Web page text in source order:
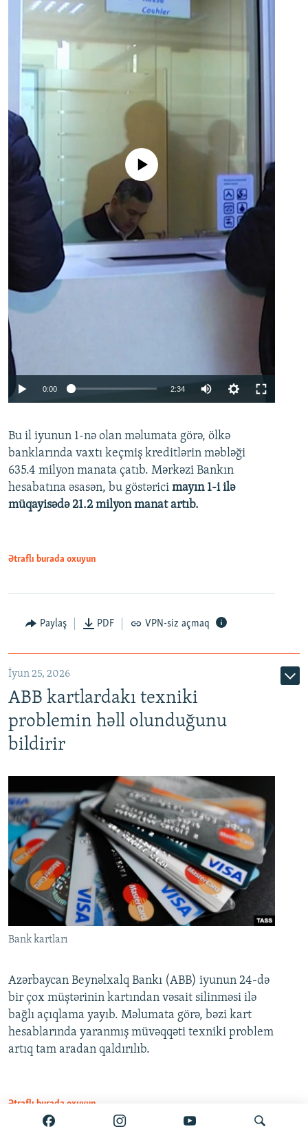
Auto 240p 360p 480p
720p 1080p
No media source currently available
0:00 2:34
360p
480p
720p
Bu il iyunun 1-nə olan məlumata görə, ölkə
banklarında vaxtı keçmiş kreditlərin məbləği
635.4 milyon manata çatıb. Mərkəzi Bankın
hesabatına əsasən, bu göstərici mayın 1-i ilə
müqayisədə 21.2 milyon manat artıb.
Ətraflı burada oxuyun
Paylaş PDF VPN-siz açmaq
İyun 25, 2026
ABB kartlardakı texniki
problemin həll olunduğunu
bildirir
Bank kartları
Azərbaycan Beynəlxalq Bankı (ABB) iyunun 24-də
bir çox müştərinin kartından vəsait silinməsi ilə
bağlı açıqlama yayıb. Məlumata görə, bəzi kart
hesablarında yaranmış müvəqqəti texniki problem
artıq tam aradan qaldırılıb.
Ətraflı burada oxuyun